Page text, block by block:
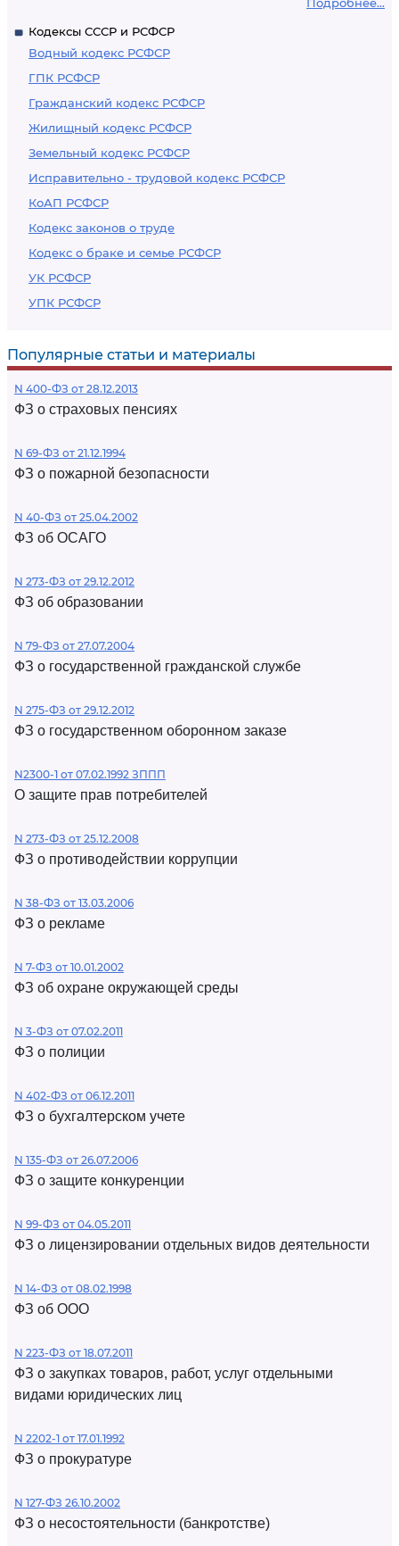
Кодексы СССР и РСФСР
Водный кодекс РСФСР
ГПК РСФСР
Гражданский кодекс РСФСР
Жилищный кодекс РСФСР
Земельный кодекс РСФСР
Исправительно - трудовой кодекс РСФСР
КоАП РСФСР
Кодекс законов о труде
Кодекс о браке и семье РСФСР
УК РСФСР
УПК РСФСР
Популярные статьи и материалы
N 400-ФЗ от 28.12.2013
ФЗ о страховых пенсиях
N 69-ФЗ от 21.12.1994
ФЗ о пожарной безопасности
N 40-ФЗ от 25.04.2002
ФЗ об ОСАГО
N 273-ФЗ от 29.12.2012
ФЗ об образовании
N 79-ФЗ от 27.07.2004
ФЗ о государственной гражданской службе
N 275-ФЗ от 29.12.2012
ФЗ о государственном оборонном заказе
N2300-1 от 07.02.1992 ЗППП
О защите прав потребителей
N 273-ФЗ от 25.12.2008
ФЗ о противодействии коррупции
N 38-ФЗ от 13.03.2006
ФЗ о рекламе
N 7-ФЗ от 10.01.2002
ФЗ об охране окружающей среды
N 3-ФЗ от 07.02.2011
ФЗ о полиции
N 402-ФЗ от 06.12.2011
ФЗ о бухгалтерском учете
N 135-ФЗ от 26.07.2006
ФЗ о защите конкуренции
N 99-ФЗ от 04.05.2011
ФЗ о лицензировании отдельных видов деятельности
N 14-ФЗ от 08.02.1998
ФЗ об ООО
N 223-ФЗ от 18.07.2011
ФЗ о закупках товаров, работ, услуг отдельными
видами юридических лиц
N 2202-1 от 17.01.1992
ФЗ о прокуратуре
N 127-ФЗ 26.10.2002
ФЗ о несостоятельности (банкротстве)